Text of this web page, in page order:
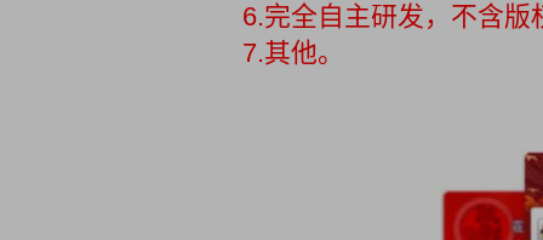
6.完全自主研发，不含
7.其他。